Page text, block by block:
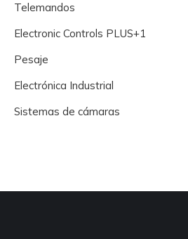
Telemandos
Electronic Controls PLUS+1
Pesaje
Electrónica Industrial
Sistemas de cámaras